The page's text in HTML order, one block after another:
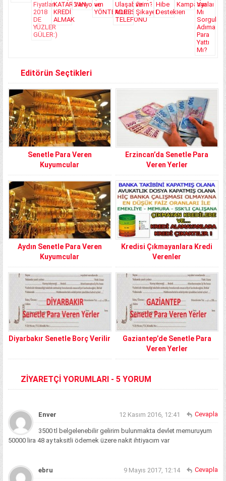
Editörün Seçtikleri
Senetle Para Veren
Kuyumcular
Erzincan’da Senetle Para
Veren Yerler
Aydın Senetle Para Veren
Kuyumcular
Kredisi Çıkmayanlara Kredi
Verenler
Diyarbakır Senetle Borç Verilir
Gaziantep’de Senetle Para
Veren Yerler
ZİYARETÇİ YORUMLARI - 5 YORUM
Enver 12 Kasım 2016, 12:41
3500 tl belgelenebilir gelirim bulunmakta devlet memuruyum
50000 lira 48 ay taksitli ödemek üzere nakit ihtiyacım var
Cevapla
ebru 9 Mayıs 2017, 12:14 Cevapla